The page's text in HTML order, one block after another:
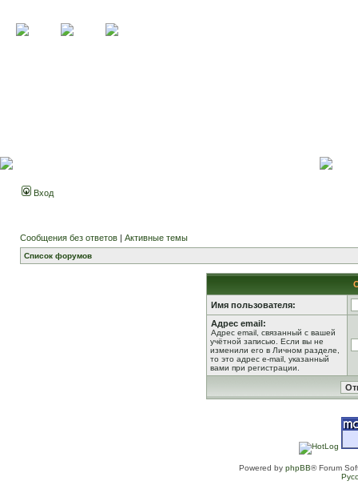
Вход
Сообщения без ответов | Активные темы
Список форумов
Имя пользователя:
Адрес email:
Адрес email, связанный с вашей
учётной записью. Если вы не
изменили его в Личном разделе,
то это адрес e-mail, указанный
вами при регистрации.
Powered by phpBB® Forum